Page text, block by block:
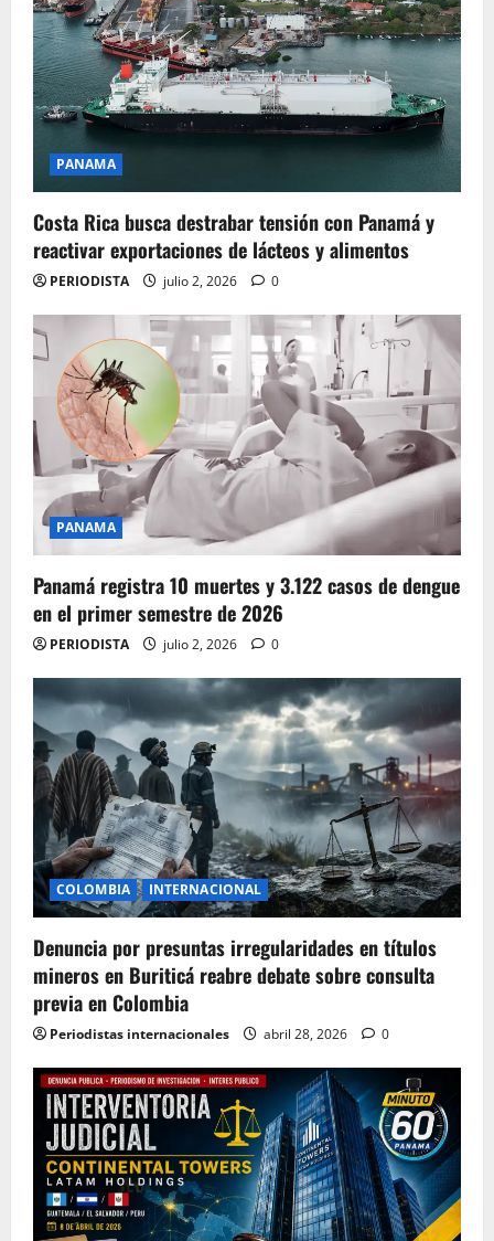
PANAMA
Costa Rica busca destrabar tensión con Panamá y
reactivar exportaciones de lácteos y alimentos
PERIODISTA julio 2, 2026 0
PANAMA
Panamá registra 10 muertes y 3.122 casos de dengue
en el primer semestre de 2026
PERIODISTA julio 2, 2026 0
COLOMBIA INTERNACIONAL
Denuncia por presuntas irregularidades en títulos
mineros en Buriticá reabre debate sobre consulta
previa en Colombia
Periodistas internacionales abril 28, 2026 0